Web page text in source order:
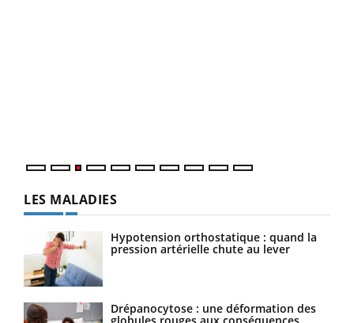
LES MALADIES
Hypotension orthostatique : quand la
pression artérielle chute au lever
Drépanocytose : une déformation des